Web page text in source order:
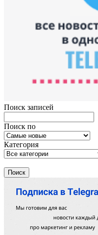
Поиск записей
Поиск по
Категория
Поиск